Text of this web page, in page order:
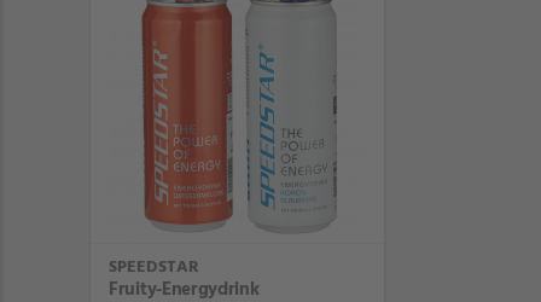
SPEEDSTAR
Fruity-Energydrink